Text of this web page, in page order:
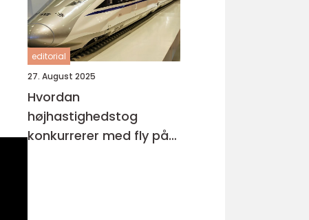
editorial
27. August 2025
Hvordan
højhastighedstog
konkurrerer med fly på